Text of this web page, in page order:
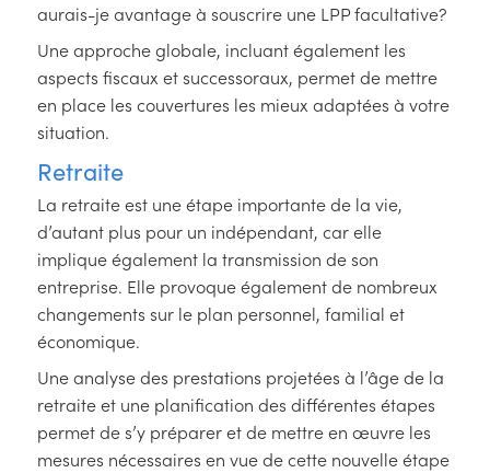
aurais-je avantage à souscrire une LPP facultative?
Une approche globale, incluant également les
aspects fiscaux et successoraux, permet de mettre
en place les couvertures les mieux adaptées à votre
situation.
Retraite
La retraite est une étape importante de la vie,
d’autant plus pour un indépendant, car elle
implique également la transmission de son
entreprise. Elle provoque également de nombreux
changements sur le plan personnel, familial et
économique.
Une analyse des prestations projetées à l’âge de la
retraite et une planification des différentes étapes
permet de s’y préparer et de mettre en œuvre les
mesures nécessaires en vue de cette nouvelle étape